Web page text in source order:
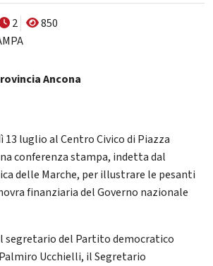
2
850
Ancona
13 luglio al Centro Civico di Piazza
conferenza stampa, indetta dal
delle Marche, per illustrare le pesanti
finanziaria del Governo nazionale
segretario del Partito democratico
Ucchielli, il Segretario